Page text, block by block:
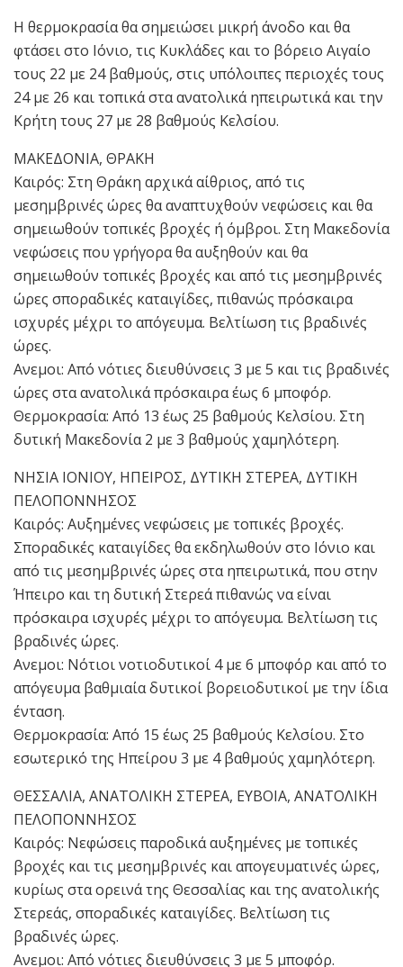
Η θερμοκρασία θα σημειώσει μικρή άνοδο και θα
φτάσει στο Ιόνιο, τις Κυκλάδες και το βόρειο Αιγαίο
τους 22 με 24 βαθμούς, στις υπόλοιπες περιοχές τους
24 με 26 και τοπικά στα ανατολικά ηπειρωτικά και την
Κρήτη τους 27 με 28 βαθμούς Κελσίου.
ΜΑΚΕΔΟΝΙΑ, ΘΡΑΚΗ
Καιρός: Στη Θράκη αρχικά αίθριος, από τις
μεσημβρινές ώρες θα αναπτυχθούν νεφώσεις και θα
σημειωθούν τοπικές βροχές ή όμβροι. Στη Μακεδονία
νεφώσεις που γρήγορα θα αυξηθούν και θα
σημειωθούν τοπικές βροχές και από τις μεσημβρινές
ώρες σποραδικές καταιγίδες, πιθανώς πρόσκαιρα
ισχυρές μέχρι το απόγευμα. Βελτίωση τις βραδινές
ώρες.
Ανεμοι: Από νότιες διευθύνσεις 3 με 5 και τις βραδινές
ώρες στα ανατολικά πρόσκαιρα έως 6 μποφόρ.
Θερμοκρασία: Από 13 έως 25 βαθμούς Κελσίου. Στη
δυτική Μακεδονία 2 με 3 βαθμούς χαμηλότερη.
ΝΗΣΙΑ ΙΟΝΙΟΥ, ΗΠΕΙΡΟΣ, ΔΥΤΙΚΗ ΣΤΕΡΕΑ, ΔΥΤΙΚΗ
ΠΕΛΟΠΟΝΝΗΣΟΣ
Καιρός: Αυξημένες νεφώσεις με τοπικές βροχές.
Σποραδικές καταιγίδες θα εκδηλωθούν στο Ιόνιο και
από τις μεσημβρινές ώρες στα ηπειρωτικά, που στην
Ήπειρο και τη δυτική Στερεά πιθανώς να είναι
πρόσκαιρα ισχυρές μέχρι το απόγευμα. Βελτίωση τις
βραδινές ώρες.
Ανεμοι: Νότιοι νοτιοδυτικοί 4 με 6 μποφόρ και από το
απόγευμα βαθμιαία δυτικοί βορειοδυτικοί με την ίδια
ένταση.
Θερμοκρασία: Από 15 έως 25 βαθμούς Κελσίου. Στο
εσωτερικό της Ηπείρου 3 με 4 βαθμούς χαμηλότερη.
ΘΕΣΣΑΛΙΑ, ΑΝΑΤΟΛΙΚΗ ΣΤΕΡΕΑ, ΕΥΒΟΙΑ, ΑΝΑΤΟΛΙΚΗ
ΠΕΛΟΠΟΝΝΗΣΟΣ
Καιρός: Νεφώσεις παροδικά αυξημένες με τοπικές
βροχές και τις μεσημβρινές και απογευματινές ώρες,
κυρίως στα ορεινά της Θεσσαλίας και της ανατολικής
Στερεάς, σποραδικές καταιγίδες. Βελτίωση τις
βραδινές ώρες.
Ανεμοι: Από νότιες διευθύνσεις 3 με 5 μποφόρ.